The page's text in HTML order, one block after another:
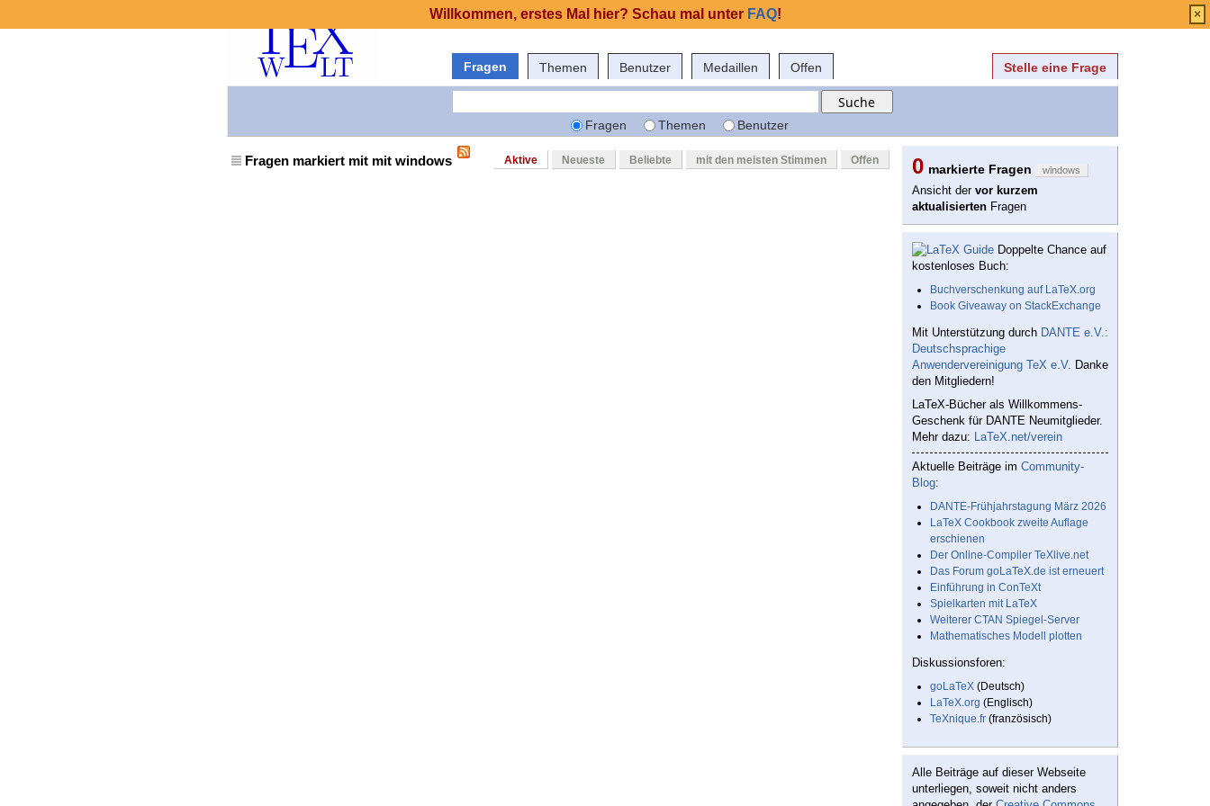
Fragen Themen Benutzer Medaillen Offen Stelle eine Frage
Fragen Themen Benutzer
Fragen markiert mit mit windows Aktive Neueste Beliebte mit den meisten Stimmen Offen 0 markierte Fragen windows
Ansicht der vor kurzem
aktualisierten Fragen
Doppelte Chance auf
kostenloses Buch:
Buchverschenkung auf LaTeX.org
Book Giveaway on StackExchange
Mit Unterstützung durch DANTE e.V.:
Deutschsprachige
Anwendervereinigung TeX e.V. Danke
den Mitgliedern!
LaTeX-Bücher als Willkommens-
Geschenk für DANTE Neumitglieder.
Mehr dazu: LaTeX.net/verein
Aktuelle Beiträge im Community-
Blog:
DANTE-Frühjahrstagung März 2026
LaTeX Cookbook zweite Auflage
erschienen
Der Online-Compiler TeXlive.net
Das Forum goLaTeX.de ist erneuert
Einführung in ConTeXt
Spielkarten mit LaTeX
Weiterer CTAN Spiegel-Server
Mathematisches Modell plotten
Diskussionsforen:
goLaTeX (Deutsch)
LaTeX.org (Englisch)
TeXnique.fr (französisch)
Alle Beiträge auf dieser Webseite
unterliegen, soweit nicht anders
Willkommen, erstes Mal hier? Schau mal unter FAQ! ×